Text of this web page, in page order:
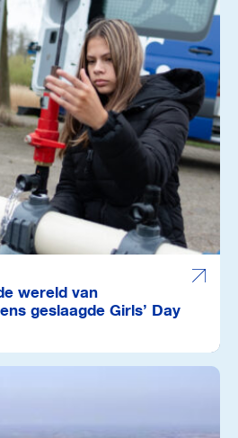
wereld van
geslaagde Girls’ Day